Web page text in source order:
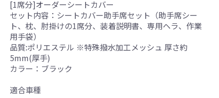
[1席分]オーダーシートカバー
セット内容：シートカバー助手席セット（助手席シー
ト、枕、肘掛けの1席分、装着説明書、専用ヘラ、作業
用手袋）
品質:ポリエステル ※特殊撥水加工メッシュ 厚さ約
5mm(厚手)
カラー：ブラック
適合車種